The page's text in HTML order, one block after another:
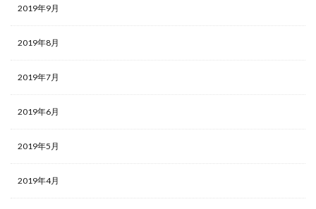
2019年9月
2019年8月
2019年7月
2019年6月
2019年5月
2019年4月